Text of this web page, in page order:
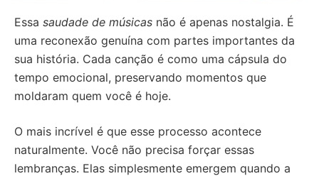
Essa saudade de músicas não é apenas nostalgia. É
uma reconexão genuína com partes importantes da
sua história. Cada canção é como uma cápsula do
tempo emocional, preservando momentos que
moldaram quem você é hoje.
O mais incrível é que esse processo acontece
naturalmente. Você não precisa forçar essas
lembranças. Elas simplesmente emergem quando a